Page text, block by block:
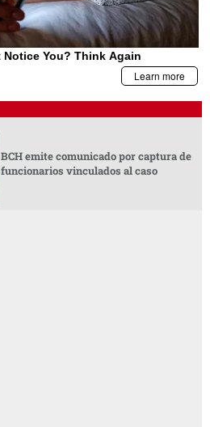
BCH emite comunicado por captura de
funcionarios vinculados al caso